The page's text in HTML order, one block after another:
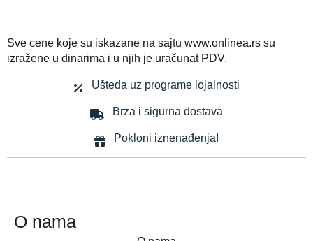
Sve cene koje su iskazane na sajtu www.onlinea.rs su
izražene u dinarima i u njih je uračunat PDV.
Ušteda uz programe lojalnosti
Brza i sigurna dostava
Pokloni iznenađenja!
O nama